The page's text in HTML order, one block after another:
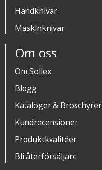
Handknivar
Maskinknivar
Om oss
Om Sollex
Blogg
Kataloger & Broschyrer
Kundrecensioner
Produktkvalitéer
Bli återförsäljare